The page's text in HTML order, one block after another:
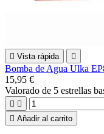
 Vista rápida 
Bomba de Agua Ulka
15,95 €
Valorado de 5 estrellas
 
 Añadir al carrito